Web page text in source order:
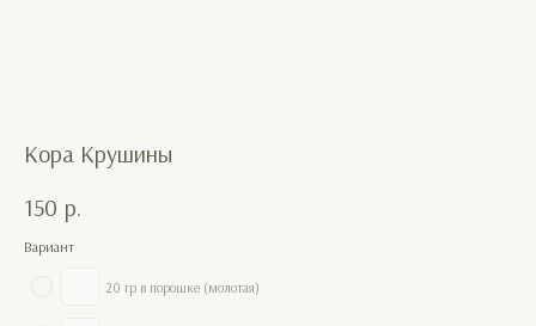
Кора Крушины
150 р.
Вариант
20 гр в порошке (молотая)